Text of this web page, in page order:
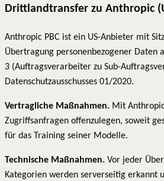
Drittlandtransfer zu Anthropic
Anthropic PBC ist ein US-Anbieter mit
Übertragung personenbezogener Daten
3 (Auftragsverarbeiter zu Sub-
Datenschutzausschusses 01/2020.
Vertragliche Maßnahmen. Mit
Zugriffsanfragen offenzulegen, soweit
für das Training seiner Modelle.
Technische Maßnahmen. Vor jeder
Kategorien werden serverseitig erkannt